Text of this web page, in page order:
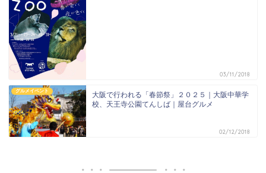
03/11/2018
グルメイベント
大阪で行われる「春節祭」２０２５｜大阪中華学
校、天王寺公園てんしば｜屋台グルメ
02/12/2018